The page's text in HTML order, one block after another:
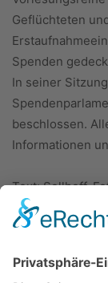
Geflüchteten
Spenden
In seiner
beschlossen.
Informationen
Text: Sellhoff,